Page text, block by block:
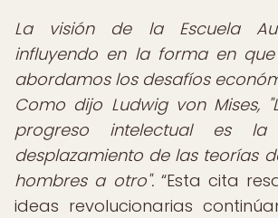
La visión de la Escuela
influyendo en la forma en
abordamos los desafíos
Como dijo Ludwig von Mises,
progreso intelectual es
desplazamiento de las teorías
hombres a otro". Esta cita
ideas revolucionarias